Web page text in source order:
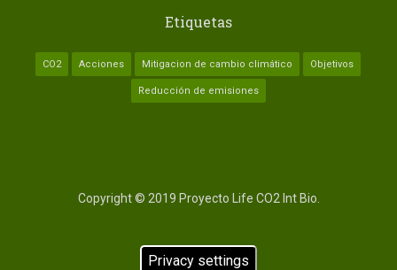
Etiquetas
CO2 Acciones Mitigacion de cambio climático Objetivos
Reducción de emisiones
Copyright © 2019 Proyecto Life CO2 Int Bio.
INICIO
Privacy settings